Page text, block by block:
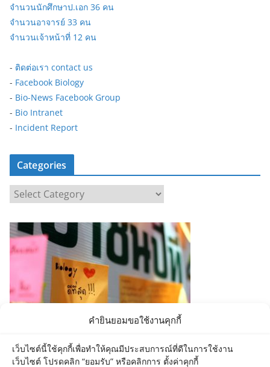
คำยินยอมขอใช้งานคุกกี้
เว็บไซต์นี้ใช้คุกกี้เพื่อทำให้คุณมีประสบการณ์ที่ดีในการใช้งาน
เว็บไซต์ โปรดคลิก “ยอมรับ” หรือคลิกการ ตั้งค่าคุกกี้
จำนวนนักศึกษาป.เอก 36 คน
จำนวนอาจารย์ 33 คน
จำนวนเจ้าหน้าที่ 12 คน
- ติดต่อเรา contact us
- Facebook Biology
- Bio-News Facebook Group
- Bio Intranet
- Incident Report
Categories
a
t
e
g
i